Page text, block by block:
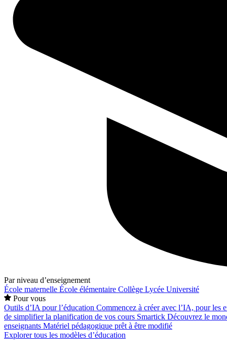
Par niveau d’enseignement
École maternelle École élémentaire Collège Lycée Université
Pour vous
Outils d’IA pour l’éducation Commencez à créer avec l’IA, pour les
de simplifier la planification de vos cours Smartick Découvrez le
enseignants Matériel pédagogique prêt à être modifié
Explorer tous les modèles d’éducation